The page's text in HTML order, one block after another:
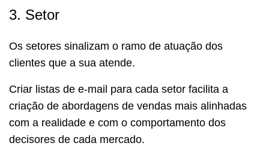
3. Setor
Os setores sinalizam o ramo de atuação dos
clientes que a sua atende.
Criar listas de e-mail para cada setor facilita a
criação de abordagens de vendas mais alinhadas
com a realidade e com o comportamento dos
decisores de cada mercado.